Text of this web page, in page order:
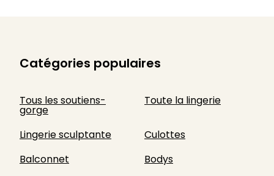
Catégories populaires
Tous les soutiens-
gorge
Toute la lingerie
Lingerie sculptante
Culottes
Balconnet
Bodys